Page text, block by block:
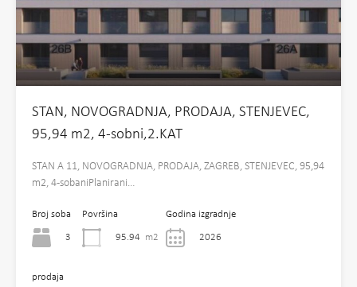
STAN, NOVOGRADNJA, PRODAJA, STENJEVEC,
95,94 m2, 4-sobni,2.KAT
STAN A 11, NOVOGRADNJA, PRODAJA, ZAGREB, STENJEVEC, 95,94
m2, 4-sobaniPlanirani…
Broj soba
3
Površina
95.94 m2
Godina izgradnje
2026
prodaja